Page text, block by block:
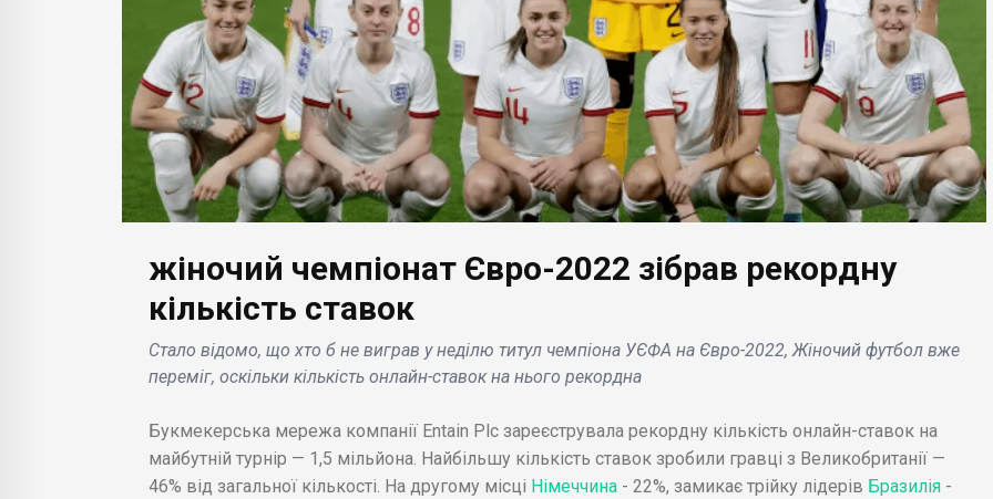
жіночий чемпіонат Євро-2022 зібрав рекордну
кількість ставок
Стало відомо, що хто б не виграв у неділю титул чемпіона УЄФА на Євро-2022, Жіночий футбол вже
переміг, оскільки кількість онлайн-ставок на нього рекордна
Букмекерська мережа компанії Entain Plc зареєструвала рекордну кількість онлайн-ставок на
майбутній турнір — 1,5 мільйона. Найбільшу кількість ставок зробили гравці з Великобританії —
46% від загальної кількості. На другому місці Німеччина - 22%, замикає трійку лідерів Бразилія -
БІЗНЕС НОВИНИ
Xiaomi представила Civi
3: дата анонсу,
характеристики і дизайн
нового смартфона для
БІЗНЕС НОВИНИ
AliveCor, проте
покладений заборона
в силу .
БІЗНЕС НОВИНИ
будинок Leonard .